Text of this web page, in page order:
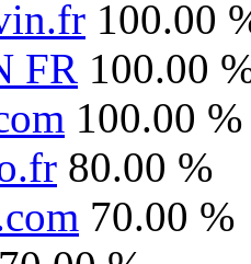
100.00
FR 100.00
100.00 %
80.00 %
70.00 %